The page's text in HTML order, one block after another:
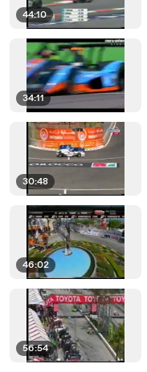
44:10
34:11
30:48
46:02
56:54